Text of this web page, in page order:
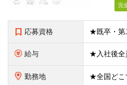
完
応募資格
給与
勤務地